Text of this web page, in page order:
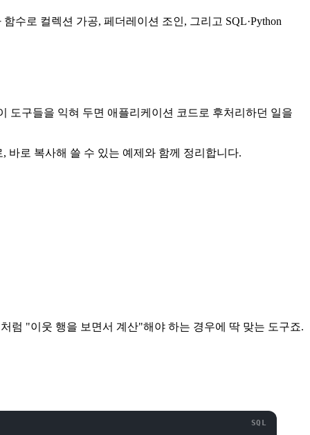
수로 컬렉션 가공, 페더레이션 조인, 그리고 SQL·Python
도구들을 익혀 두면 애플리케이션 코드로 후처리하던 일을
바로 복사해 쓸 수 있는 예제와 함께 정리합니다.
럼 "이웃 행을 보면서 계산"해야 하는 경우에 딱 맞는 도구죠.